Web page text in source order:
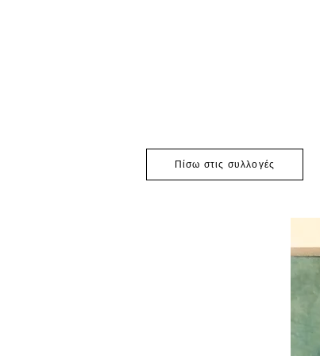
Πίσω στις συλλογές